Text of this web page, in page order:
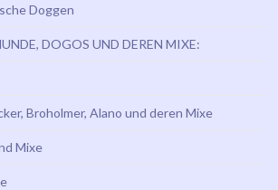
Doggen
DOGOS UND DEREN MIXE:
Broholmer, Alano und deren Mixe
Mixe